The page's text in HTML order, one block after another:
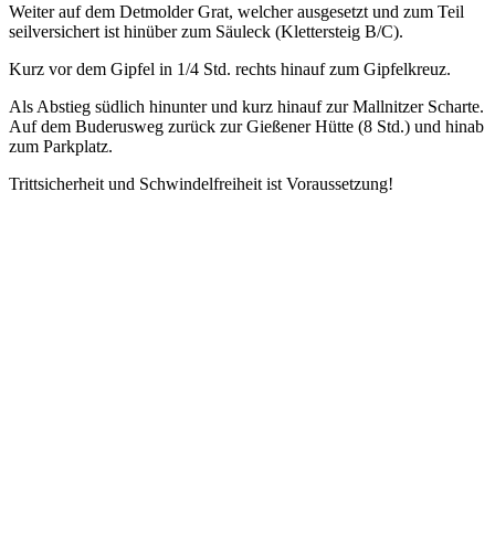
Weiter auf dem Detmolder Grat, welcher ausgesetzt und zum Teil
seilversichert ist hinüber zum Säuleck (Klettersteig B/C).
Kurz vor dem Gipfel in 1/4 Std. rechts hinauf zum Gipfelkreuz.
Als Abstieg südlich hinunter und kurz hinauf zur Mallnitzer Scharte.
Auf dem Buderusweg zurück zur Gießener Hütte (8 Std.) und hinab
zum Parkplatz.
Trittsicherheit und Schwindelfreiheit ist Voraussetzung!